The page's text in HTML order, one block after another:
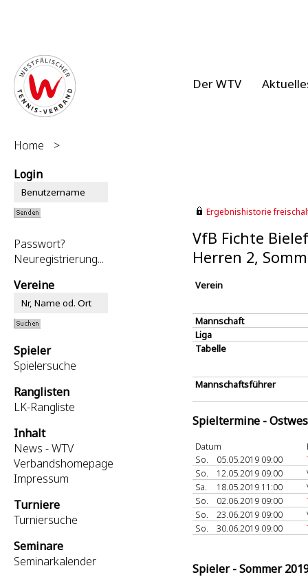
Der WTV
Home
>
Login
Passwort?
Neuregistrierung...
Vereine
Spieler
Spielersuche
Ranglisten
LK-Rangliste
Inhalt
News - WTV
Verbandshomepage
Impressum
Turniere
Turniersuche
Seminare
Seminarkalender
Ergebnishistorie
VfB Fichte
Herren 2,
Verein
Mannschaft
Liga
Tabelle
Mannschaftsführer
Spieltermine -
Datum
So.
05.05.2019 09:00
So.
12.05.2019 09:00
Sa.
18.05.2019 11:00
So.
02.06.2019 09:00
So.
23.06.2019 09:00
So.
30.06.2019 09:00
Spieler - Sommer